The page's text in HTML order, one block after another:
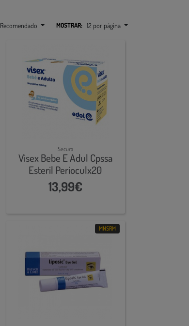
Recomendado MOSTRAR: 12 por página
Secura
Visex Bebe E Adul Cpssa
Esteril Perioculx20
13,99€
MNSRM